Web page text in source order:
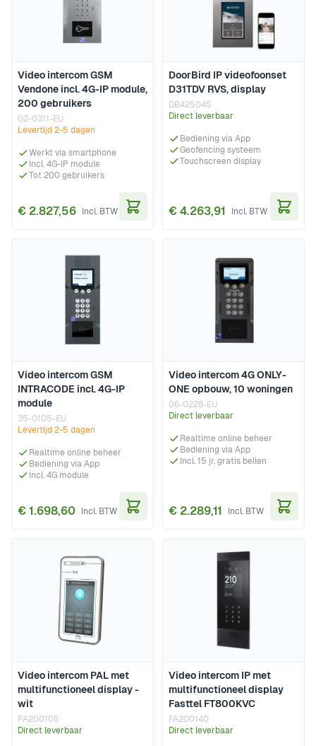
Video intercom GSM
Vendone incl. 4G-IP module,
200 gebruikers
02-0311-EU
Levertijd 2-5 dagen
Werkt via smartphone
Incl. 4G-IP module
Tot 200 gebruikers
€ 2.827,56
DoorBird IP videofoonset
D31TDV RVS, display
DB425045
Direct leverbaar
Bediening via App
Geofencing systeem
Touchscreen display
€ 4.263,91
Video intercom GSM
INTRACODE incl. 4G-IP
module
35-0105-EU
Levertijd 2-5 dagen
Realtime online beheer
Bediening via App
Incl. 4G module
€ 1.698,60
Video intercom 4G ONLY-
ONE opbouw, 10 woningen
06-0228-EU
Direct leverbaar
Realtime online beheer
Bediening via App
Incl. 15 jr. gratis bellen
€ 2.289,11
Video intercom PAL met
multifunctioneel display -
wit
PA200105
Direct leverbaar
Video intercom IP met
multifunctioneel display
Fasttel FT800KVC
FA200140
Direct leverbaar